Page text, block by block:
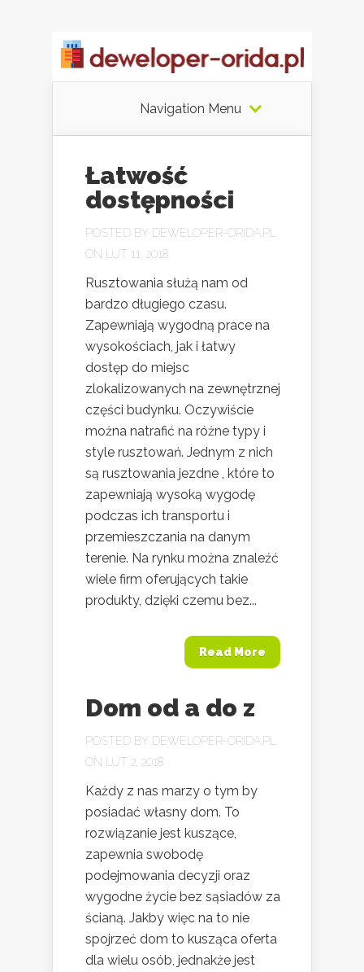
Navigation Menu
Łatwość
dostępności
POSTED BY DEWELOPER-ORIDA.PL
ON LUT 11, 2018
Rusztowania służą nam od
bardzo długiego czasu.
Zapewniają wygodną prace na
wysokościach, jak i łatwy
dostęp do miejsc
zlokalizowanych na zewnętrznej
części budynku. Oczywiście
można natrafić na różne typy i
style rusztowań. Jednym z nich
są rusztowania jezdne , które to
zapewniają wysoką wygodę
podczas ich transportu i
przemieszczania na danym
terenie. Na rynku można znaleźć
wiele firm oferujących takie
produkty, dzięki czemu bez...
Read More
Dom od a do z
POSTED BY DEWELOPER-ORIDA.PL
ON LUT 2, 2018
Każdy z nas marzy o tym by
posiadać własny dom. To
rozwiązanie jest kuszące,
zapewnia swobodę
podejmowania decyzji oraz
wygodne życie bez sąsiadów za
ścianą. Jakby więc na to nie
spojrzeć dom to kusząca oferta
dla wielu osób, jednakże jest